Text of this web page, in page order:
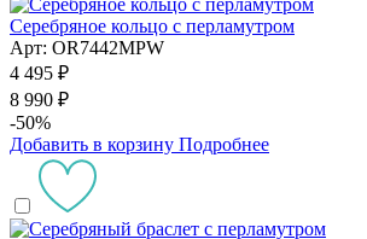
Серебряное кольцо с перламутром
Арт: OR7442MPW
4 495 ₽
8 990 ₽
-50%
Добавить в корзину Подробнее